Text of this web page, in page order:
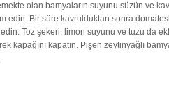
olan bamyaların suyunu süzün ve
edin. Bir süre kavrulduktan sonra
Toz şekeri, limon suyunu ve tuzu da
kapağını kapatın. Pişen zeytinyağlı